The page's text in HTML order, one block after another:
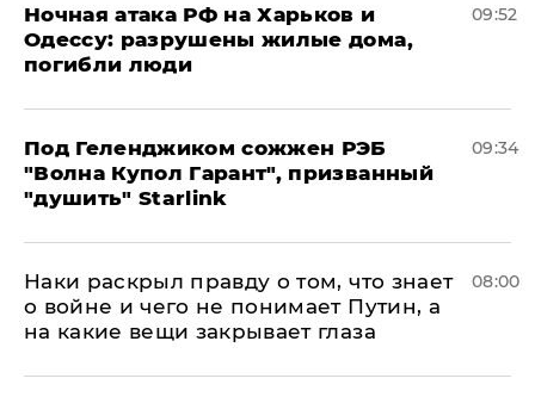
​Ночная атака РФ на Харьков и
Одессу: разрушены жилые дома,
погибли люди
09:52
Под Геленджиком сожжен РЭБ
"Волна Купол Гарант", призванный
"душить" Starlink
09:34
Наки раскрыл правду о том, что знает
о войне и чего не понимает Путин, а
на какие вещи закрывает глаза
08:00